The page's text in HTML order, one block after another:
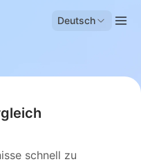
Deutsch
schnell zu